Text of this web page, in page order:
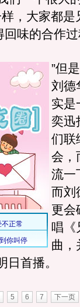
，大家都是
回味的合作
”但
刘德
实是
奕迅
们联
会，
流一
而刘
更会
唱《
曲，
首播。
5 6 7 下一页